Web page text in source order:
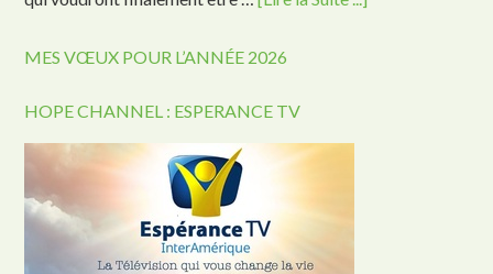
MES VŒUX POUR L’ANNÉE 2026
HOPE CHANNEL : ESPERANCE TV